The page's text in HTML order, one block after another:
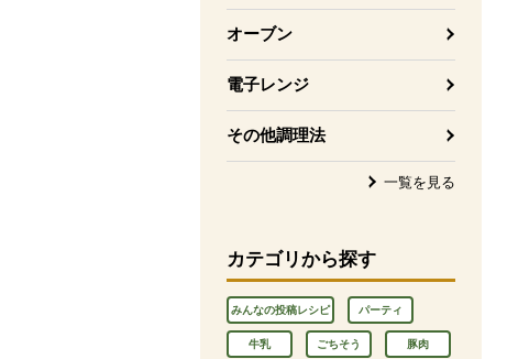
オーブン
電子レンジ
その他調理法
一覧を見る
カテゴリから探す
みんなの投稿レシピ パーティ
牛乳 ごちそう 豚肉